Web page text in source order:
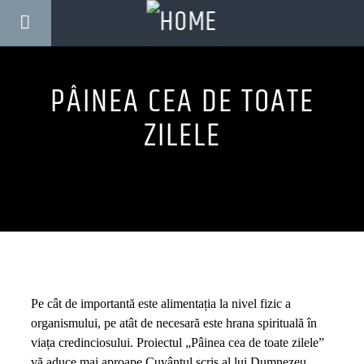
PÂINEA CEA DE TOATE
ZILELE
Pe cât de importantă este alimentația la nivel fizic a
organismului, pe atât de necesară este hrana spirituală în
viața credinciosului. Proiectul „Pâinea cea de toate zilele”